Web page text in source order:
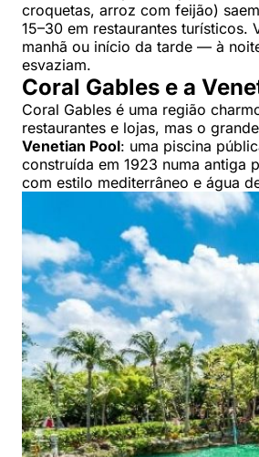
croquetas, arroz com feijão)
15–30 em restaurantes turísticos.
manhã ou início da tarde — à
esvaziam.
Coral Gables e a
Coral Gables é uma região
restaurantes e lojas, mas o
Venetian Pool: uma piscina
construída em 1923 numa antiga
com estilo mediterrâneo e água